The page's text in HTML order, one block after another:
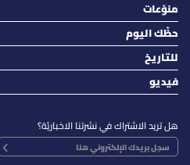
منوّعات
حظّك اليوم
للتاريخ
فيديو
هل تريد الاشتراك في نشرتنا الاخباريّة؟